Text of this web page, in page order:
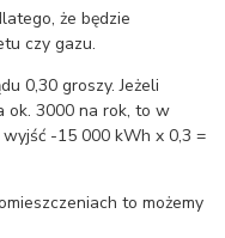
że będzie
czy gazu.
0,30 groszy. Jeżeli
ok. 3000 na rok, to w
-15 000 kWh x 0,3 =
to możemy